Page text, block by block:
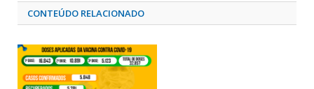
CONTEÚDO RELACIONADO